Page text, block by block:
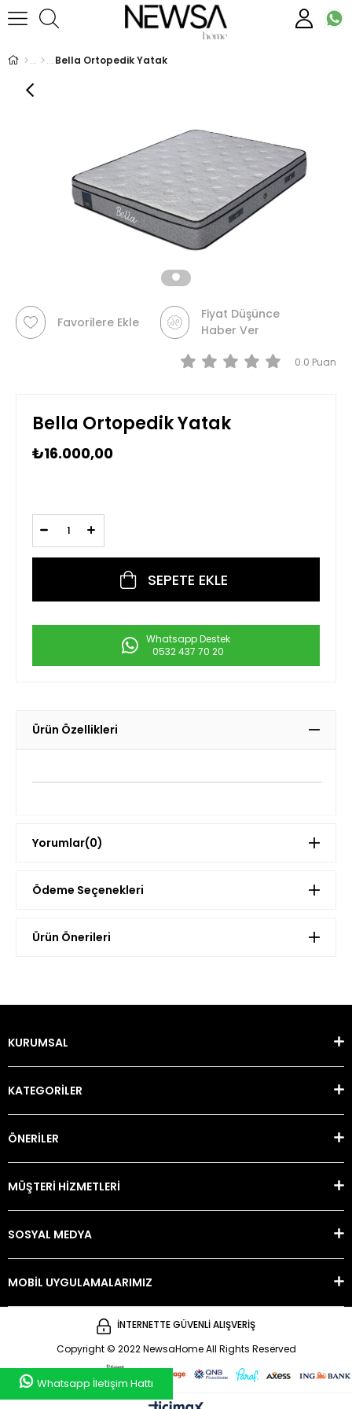
Bella Ortopedik Yatak
Favorilere Ekle
Fiyat Düşünce
Haber Ver
0.0
Bella Ortopedik Yatak
₺16.000,00
Whatsapp Destek
0532 437 70 20
Ürün Özellikleri
Yorumlar(0)
Ödeme Seçenekleri
Ürün Önerileri
KURUMSAL
KATEGORİLER
ÖNERİLER
MÜŞTERİ HİZMETLERİ
SOSYAL MEDYA
MOBİL UYGULAMALARIMIZ
İNTERNETTE GÜVENLİ ALIŞVERİŞ
Copyright © 2022 NewsaHome All Rights Reserved
Whatsapp İletişim Hattı